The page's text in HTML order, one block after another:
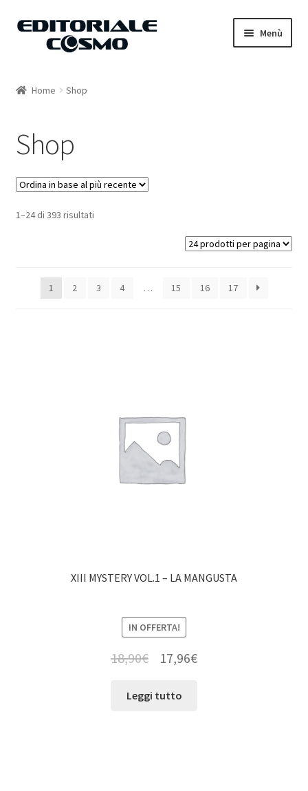
Vai
Vai
Menù
Carrello
Il mio account
Home Shop
Shop
1–24 di 393 risultati
1 2 3 4 … 15 16 17
XIII MYSTERY VOL.1 – LA MANGUSTA
IN OFFERTA!
18,90€ 17,96€
Leggi tutto